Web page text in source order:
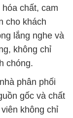
chất, cam
cho khách
lắng nghe và
không chỉ
chóng.
phân phối
gốc và chất
không chỉ